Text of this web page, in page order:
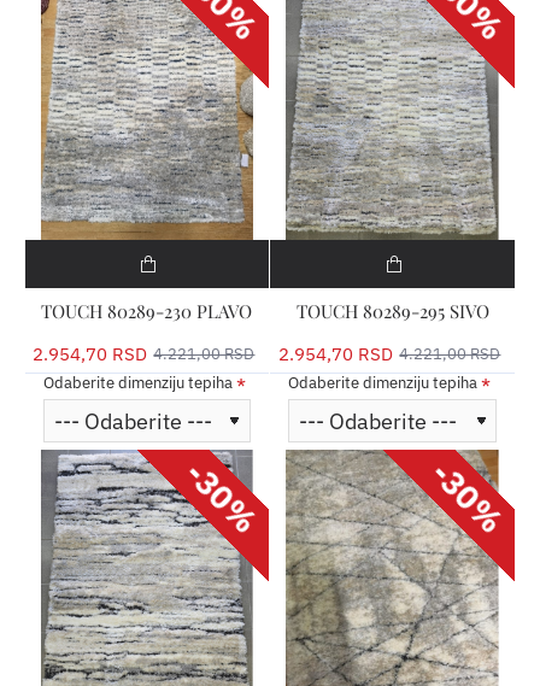
TOUCH 80289-230 PLAVO
2.954,70 RSD 4.221,00 RSD
Odaberite dimenziju tepiha
TOUCH 80289-295 SIVO
2.954,70 RSD 4.221,00 RSD
Odaberite dimenziju tepiha
-30% -30%